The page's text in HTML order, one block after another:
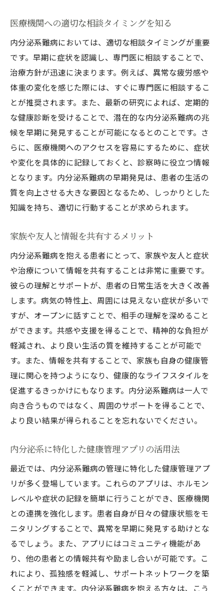
ョン術
内分泌系難病の症状を軽減する自然療法
患者が直面する内分泌系難病の実際の困難とは
日常生活での具体的な困難事例
社会的支援とその活用方法
内分泌系難病患者の精神的な挑戦
医療制度を利用する際の注意点
内分泌系難病と仕事を両立させる工夫
内分泌系難病の症状理解がもたらす健康維持の
重要性
症状理解がもたらす健康の安定化のメリッ
自己管理力を高めるための教育と情報収集
内分泌系難病に対する正しい知識の普及
健康維持に不可欠なライフスタイルの選択
医療機関との連携を深めるための情報活用
法
症状理解が予防に与えるポジティブな影響
内分泌系難病による生活の困難を乗り越えるた
患者の成功体験から学ぶ困難克服法
生活の困難を乗り越えるための心の支え
内分泌系難病との共生を助けるテクノロジ
ー
生活の質を向上させるための自己ケア技術
内分泌系難病患者が語る希望と挑戦
医療機関への適切な相談タイミングを知る
内分泌系難病においては、適切な相談タイミングが重要
です。早期に症状を認識し、専門医に相談することで、
治療方針が迅速に決まります。例えば、異常な疲労感や
体重の変化を感じた際には、すぐに専門医に相談するこ
とが推奨されます。また、最新の研究によれば、定期的
な健康診断を受けることで、潜在的な内分泌系難病の兆
候を早期に発見することが可能になるとのことです。さ
らに、医療機関へのアクセスを容易にするために、症状
や変化を具体的に記録しておくと、診察時に役立つ情報
となります。内分泌系難病の早期発見は、患者の生活の
質を向上させる大きな要因となるため、しっかりとした
知識を持ち、適切に行動することが求められます。
家族や友人と情報を共有するメリット
内分泌系難病を抱える患者にとって、家族や友人と症状
や治療について情報を共有することは非常に重要です。
彼らの理解とサポートが、患者の日常生活を大きく改善
します。病気の特性上、周囲には見えない症状が多いで
すが、オープンに話すことで、相手の理解を深めること
ができます。共感や支援を得ることで、精神的な負担が
軽減され、より良い生活の質を維持することが可能で
す。また、情報を共有することで、家族も自身の健康管
理に関心を持つようになり、健康的なライフスタイルを
促進するきっかけにもなります。内分泌系難病は一人で
向き合うものではなく、周囲のサポートを得ることで、
より良い結果が得られることを忘れないでください。
内分泌系に特化した健康管理アプリの活用法
最近では、内分泌系難病の管理に特化した健康管理アプ
リが多く登場しています。これらのアプリは、ホルモン
レベルや症状の記録を簡単に行うことができ、医療機関
との連携を強化します。患者自身が日々の健康状態をモ
ニタリングすることで、異常を早期に発見する助けとな
るでしょう。また、アプリにはコミュニティ機能があ
り、他の患者との情報共有や励まし合いが可能です。こ
れにより、孤独感を軽減し、サポートネットワークを築
くことができます。内分泌系難病を抱える方々は、こう